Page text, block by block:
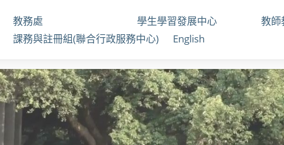
教務處 學生學習發展中心
教
課務與註冊組(聯合行政服務中心)
English